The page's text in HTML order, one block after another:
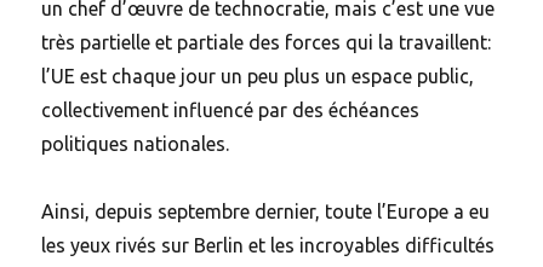
un chef d’œuvre de technocratie, mais c’est une vue
très partielle et partiale des forces qui la travaillent:
l’UE est chaque jour un peu plus un espace public,
collectivement influencé par des échéances
politiques nationales.
Ainsi, depuis septembre dernier, toute l’Europe a eu
les yeux rivés sur Berlin et les incroyables difficultés